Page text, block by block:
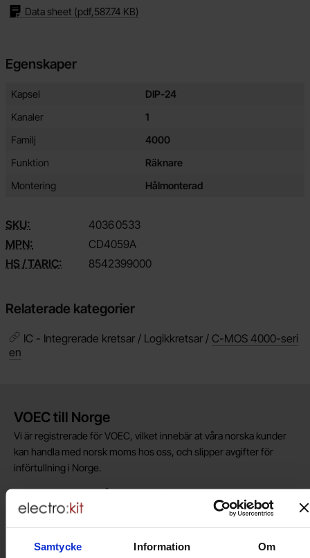
Samtycke Information Om
Data sheet (pdf, 587.74 KB)
Egenskaper
Egenskaper/attribut för denna produkt
Attribut
Kapsel
DIP-24
Kanaler
1
Familj
4000
Funktion
Räknare
Montering
Hålmonterad
SKU: 40360533
MPN:
CD4059A
HS / TARIC:
8542399000
Relaterade kategorier
IC - Integrerade kretsar / Logikkretsar / C-MOS 4000-seri
en
Kort allmän information
VOEC till Norge
Vi är registrerade för VOEC, vilket innebär at våra norska kunder
kan handla med norsk moms hos oss, och slipper avgifter för
införtullning i Norge.
Vill du jobba på Electrokit?